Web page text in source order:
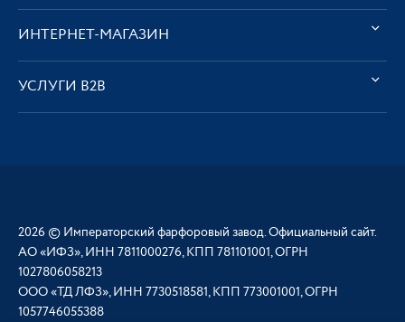
ИНТЕРНЕТ-МАГАЗИН
УСЛУГИ В2В
2026 © Императорский фарфоровый завод. Официальный сайт.
АО «ИФЗ», ИНН 7811000276, КПП 781101001, ОГРН
1027806058213
ООО «ТД ЛФЗ», ИНН 7730518581, КПП 773001001, ОГРН
1057746055388